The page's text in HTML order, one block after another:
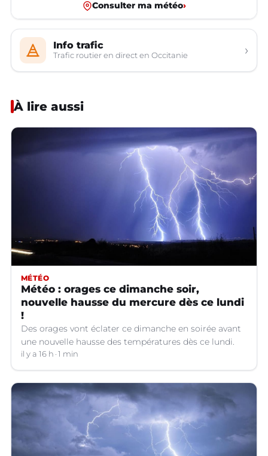
Consulter ma météo›
Info trafic
Trafic routier en direct en Occitanie ›
À lire aussi
MÉTÉO
Météo : orages ce dimanche soir,
nouvelle hausse du mercure dès ce lundi
!
Des orages vont éclater ce dimanche en soirée avant
une nouvelle hausse des températures dès ce lundi.
il y a 16 h 1 min